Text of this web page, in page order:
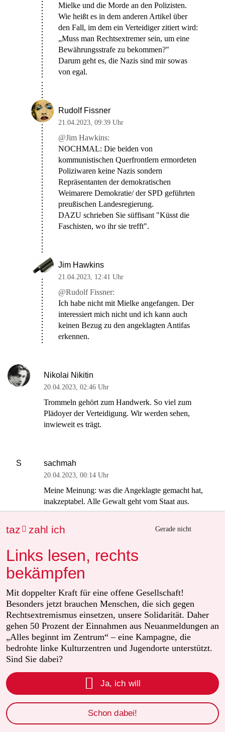
Mielke und die Morde an den Polizisten.
Wie heißt es in dem anderen Artikel über
den Fall, im dem ein Verteidiger zitiert wird:
„Muss man Rechtsextremer sein, um eine
Bewährungsstrafe zu bekommen?"
Darum geht es, die Nazis sind mir sowas
von egal.
Rudolf Fissner
21.04.2023 09:39 Uhr
@Jim Hawkins:
NOCHMAL: Die beiden von
kommunistischen Querfrontlern ermordeten
Poliziwaren keine Nazis sondern
Repräsentanten der demokratischen
Weimarere Demokratie/ der SPD geführten
preußischen Landesregierung.
DAZU schrieben Sie süffisant "Küsst die
Faschisten, wo ihr sie trefft".
Jim Hawkins
21.04.2023 12:41 Uhr
@Rudolf Fissner:
Ich habe nicht mit Mielke angefangen. Der
interessiert mich nicht und ich kann auch
keinen Bezug zu den angeklagten Antifas
erkennen.
Nikolai Nikitin
20.04.2023, 02:46 Uhr
Trommeln gehört zum Handwerk. So viel zum
Plädoyer der Verteidigung. Wir werden sehen,
inwieweit es trägt.
S sachmah
20.04.2023, 00:14 Uhr
Meine Meinung: was die Angeklagte gemacht hat,
inakzeptabel. Alle Gewalt geht vom Staat aus.
konsequent gegen rechte Gewalttäter, die eine Frage
Siehe Gewalt gegen PoC, sexuelle und sonstige
Minderheiten sowie Vertreter der demokratischen
Zivilgesellschaft. Also für sehr viele. Bis hin zu nicht
wenigen Tötungsdelikten. Ich finde daher die
Angelegenheit sehr einseitig, und das ist noch höflich
ausgedrückt. Muss es erst dazu kommen, dass wie
Zeiten der RAF Polizisten zu Opfern werden bis man
dahingehend aufwacht? Entsprechende Aufrufe in der
Szene gibt es ja schon.
19.04.2023,23:27 Uhr
Auch wenn man in diesem Fall sehr viel Sympathie
und Verständnis für die Täter und die Taten hat. Ändert
taz  zahl ich Gerade nicht
Links lesen, rechts
bekämpfen
Mit doppelter Kraft für eine offene Gesellschaft!
Besonders jetzt brauchen Menschen, die sich gegen
Rechtsextremismus einsetzen, unsere Solidarität. Daher
gehen 50 Prozent der Einnahmen aus Neuanmeldungen an
„Alles beginnt im Zentrum“ – eine Kampagne, die
bedrohte linke Kulturzentren und Jugendorte unterstützt.
Sind Sie dabei?
 Ja, ich will
Schon dabei!